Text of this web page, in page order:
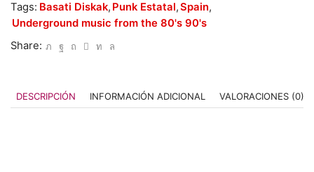
Tags: Basati Diskak, Punk Estatal,Spain,
Underground music from the 80's 90's
Share:
DESCRIPCIÓN INFORMACIÓN ADICIONAL VALORACIONES (0)